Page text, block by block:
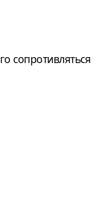
сопротивляться